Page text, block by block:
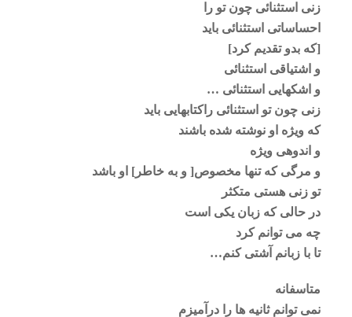
زنی استثنائی چون تو را
احساساتی استثنائی باید
[که بدو تقدیم کرد]
و اشتیاقی استثنائی
و اشکهایی استثنائی …
زنی چون تو استثنائی راکتابهایی باید
که ویژه او نوشته شده باشند
و اندوهی ویژه
و مرگی که تنها مخصوص[ و به خاطر] او باشد
تو زنی هستی متکثر
در حالی که زبان یکی است
چه می توانم کرد
تا با زبانم آشتی کنم…
متاسفانه
نمی توانم ثانیه ها را درآمیزم